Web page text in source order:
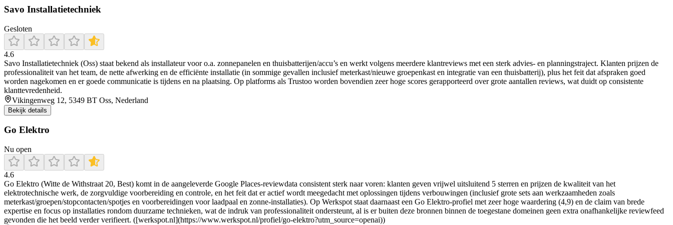
Savo Installatietechniek
Gesloten
4.6
Savo Installatietechniek (Oss) staat bekend als installateur voor o.a. zonnepanelen en thuisbatterijen/accu’s en werkt volgens meerdere klantreviews met een sterk advies- en planningstraject. Klanten prijzen de
professionaliteit van het team, de nette afwerking en de efficiënte installatie (in sommige gevallen inclusief meterkast/nieuwe groepenkast en integratie van een thuisbatterij), plus het feit dat afspraken goed
worden nagekomen en er goede communicatie is tijdens en na plaatsing. Op platforms als Trustoo worden bovendien zeer hoge scores gerapporteerd over grote aantallen reviews, wat duidt op consistente
klanttevredenheid.
Vikingenweg 12, 5349 BT Oss, Nederland
Bekijk details
Go Elektro
Nu open
4.6
Go Elektro (Witte de Withstraat 20, Best) komt in de aangeleverde Google Places-reviewdata consistent sterk naar voren: klanten geven vrijwel uitsluitend 5 sterren en prijzen de kwaliteit van het
elektrotechnische werk, de zorgvuldige voorbereiding en controle, en het feit dat er actief wordt meegedacht met oplossingen tijdens verbouwingen (inclusief grote sets aan werkzaamheden zoals
meterkast/groepen/stopcontacten/spotjes en voorbereidingen voor laadpaal en zonne-installaties). Op Werkspot staat daarnaast een Go Elektro-profiel met zeer hoge waardering (4,9) en de claim van brede
expertise en focus op installaties rondom duurzame technieken, wat de indruk van professionaliteit ondersteunt, al is er buiten deze bronnen binnen de toegestane domeinen geen extra onafhankelijke reviewfeed
gevonden die het beeld verder verifieert. ([werkspot.nl](https://www.werkspot.nl/profiel/go-elektro?utm_source=openai))